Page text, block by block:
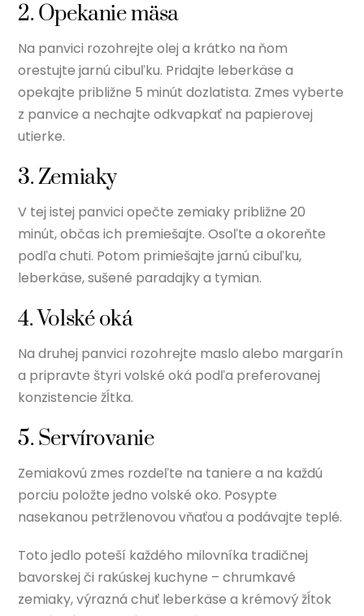
2. Opekanie mäsa
Na panvici rozohrejte olej a krátko na ňom
orestujte jarnú cibuľku. Pridajte leberkäse a
opekajte približne 5 minút dozlatista. Zmes vyberte
z panvice a nechajte odkvapkať na papierovej
utierke.
3. Zemiaky
V tej istej panvici opečte zemiaky približne 20
minút, občas ich premiešajte. Osoľte a okoreňte
podľa chuti. Potom primiešajte jarnú cibuľku,
leberkäse, sušené paradajky a tymian.
4. Volské oká
Na druhej panvici rozohrejte maslo alebo margarín
a pripravte štyri volské oká podľa preferovanej
konzistencie žĺtka.
5. Servírovanie
Zemiakovú zmes rozdeľte na taniere a na každú
porciu položte jedno volské oko. Posypte
nasekanou petržlenovou vňaťou a podávajte teplé.
Toto jedlo poteší každého milovníka tradičnej
bavorskej či rakúskej kuchyne – chrumkavé
zemiaky, výrazná chuť leberkäse a krémový žĺtok